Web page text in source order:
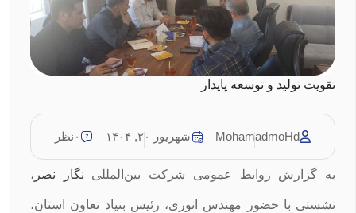
تقویت تولید و توسعه پایدار
MohamadmoHd شهریور ۲۰, ۱۴۰۴ ۰نظر
به گزارش روابط عمومی شرکت بین‌المللی نگار نصر ،
نشستی با حضور مهندس انوری، رئیس بنیاد تعاون استان،